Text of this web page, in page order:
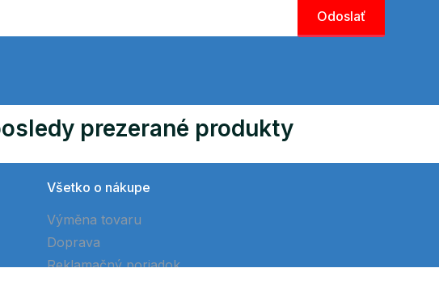
prezerané produkty
Všetko o nákupe
Výměna tovaru
Doprava
Reklamačný poriadok